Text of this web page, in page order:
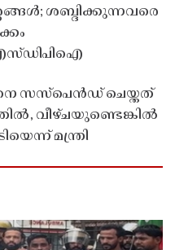
ശബ്ദിക്കുന്നവരെ
എസ്ഡിപിഐ
സസ്‌പെൻഡ് ചെയ്തത്
വീഴ്ചയുണ്ടെങ്കിൽ
മന്ത്രി